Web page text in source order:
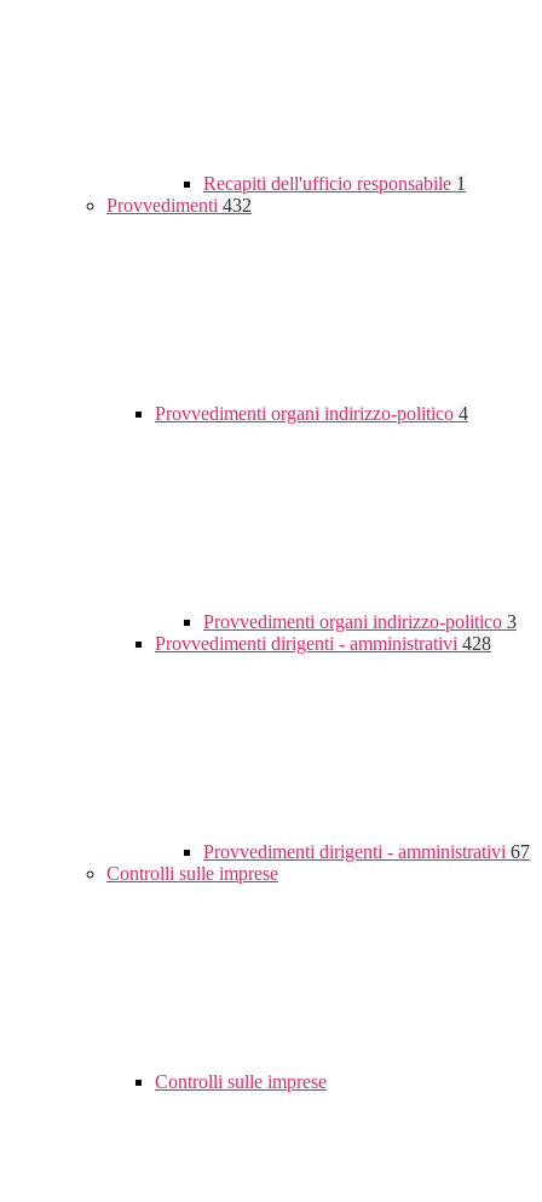
Recapiti dell'ufficio responsabile 1
Provvedimenti 432
Provvedimenti organi indirizzo-politico 4
Provvedimenti organi indirizzo-politico 3
Provvedimenti dirigenti - amministrativi 428
Provvedimenti dirigenti - amministrativi 67
Controlli sulle imprese
Controlli sulle imprese